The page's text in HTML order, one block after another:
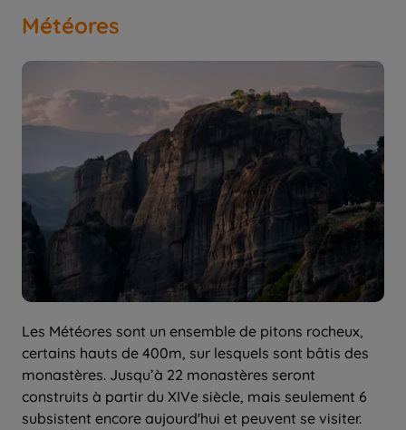
Météores
Les Météores sont un ensemble de pitons rocheux,
certains hauts de 400m, sur lesquels sont bâtis des
monastères. Jusqu’à 22 monastères seront
construits à partir du XIVe siècle, mais seulement 6
subsistent encore aujourd'hui et peuvent se visiter.